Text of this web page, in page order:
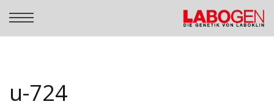
u-724